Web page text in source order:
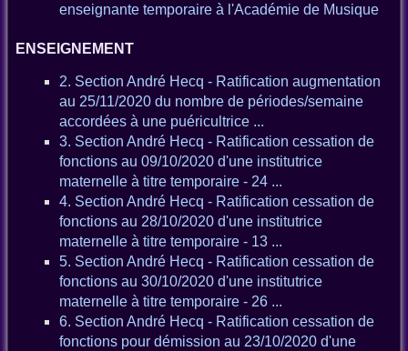
enseignante temporaire à l'Académie de Musique
ENSEIGNEMENT
2. Section André Hecq - Ratification augmentation
au 25/11/2020 du nombre de périodes/semaine
accordées à une puéricultrice ...
3. Section André Hecq - Ratification cessation de
fonctions au 09/10/2020 d'une institutrice
maternelle à titre temporaire - 24 ...
4. Section André Hecq - Ratification cessation de
fonctions au 28/10/2020 d'une institutrice
maternelle à titre temporaire - 13 ...
5. Section André Hecq - Ratification cessation de
fonctions au 30/10/2020 d'une institutrice
maternelle à titre temporaire - 26 ...
6. Section André Hecq - Ratification cessation de
fonctions pour démission au 23/10/2020 d'une